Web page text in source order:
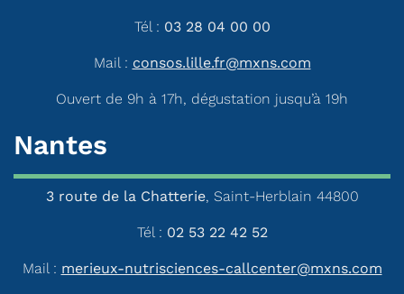
Tél : 03 28 04 00 00
Mail : consos.lille.fr@mxns.com
Ouvert de 9h à 17h, dégustation jusqu’à 19h
Nantes
3 route de la Chatterie, Saint-Herblain 44800
Tél : 02 53 22 42 52
Mail : merieux-nutrisciences-callcenter@mxns.com